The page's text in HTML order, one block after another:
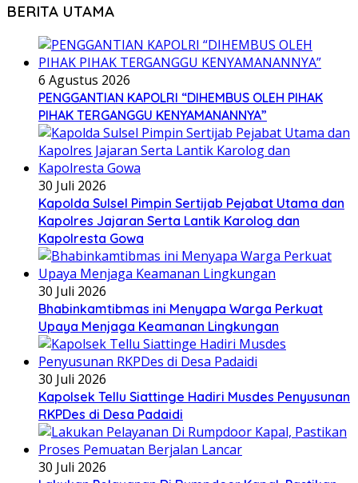
BERITA UTAMA
6 Agustus 2026
PENGGANTIAN KAPOLRI “DIHEMBUS OLEH PIHAK
PIHAK TERGANGGU KENYAMANANNYA”
30 Juli 2026
Kapolda Sulsel Pimpin Sertijab Pejabat Utama dan
Kapolres Jajaran Serta Lantik Karolog dan
Kapolresta Gowa
30 Juli 2026
Bhabinkamtibmas ini Menyapa Warga Perkuat
Upaya Menjaga Keamanan Lingkungan
30 Juli 2026
Kapolsek Tellu Siattinge Hadiri Musdes Penyusunan
RKPDes di Desa Padaidi
30 Juli 2026